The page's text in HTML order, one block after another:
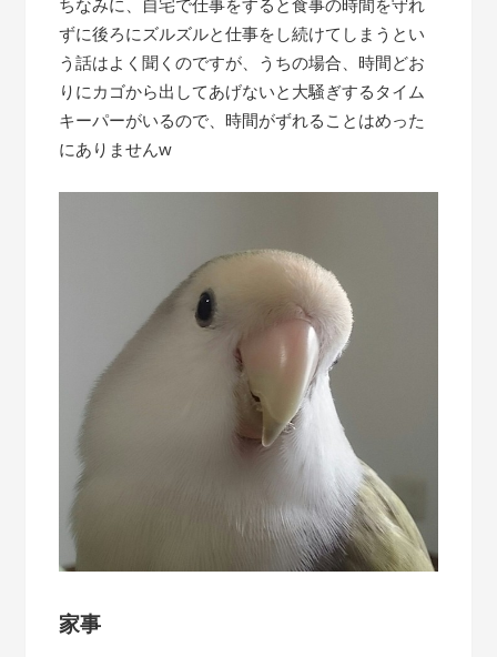
ちなみに、自宅で仕事をすると食事の時間を守れ
ずに後ろにズルズルと仕事をし続けてしまうとい
う話はよく聞くのですが、うちの場合、時間どお
りにカゴから出してあげないと大騒ぎするタイム
キーパーがいるので、時間がずれることはめった
にありませんw
家事